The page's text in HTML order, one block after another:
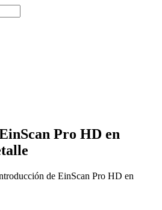
Pro HD en
de EinScan Pro HD en